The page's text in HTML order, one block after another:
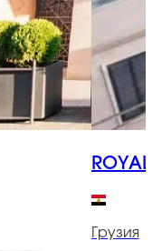
ROYAL
Грузия